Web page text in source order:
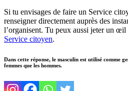
Si tu envisages de faire un Service
renseigner directement auprès des
l’organisent. Tu peux aussi jeter un œil
Service citoyen.
Dans cette réponse, le masculin est utilisé comme
femmes que les hommes.